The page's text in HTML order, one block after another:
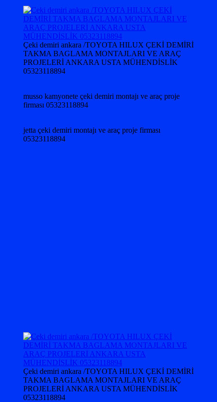
Çeki demiri ankara /TOYOTA HILUX ÇEKİ DEMİRİ
TAKMA BAGLAMA MONTAJLARI VE ARAÇ
PROJELERİ ANKARA USTA MÜHENDİSLİK
05323118894
musso kamyonete çeki demiri montajı ve araç proje
firması 05323118894
jetta çeki demiri montajı ve araç proje firması
05323118894
Çeki demiri ankara /TOYOTA HILUX ÇEKİ DEMİRİ
TAKMA BAGLAMA MONTAJLARI VE ARAÇ
PROJELERİ ANKARA USTA MÜHENDİSLİK
05323118894